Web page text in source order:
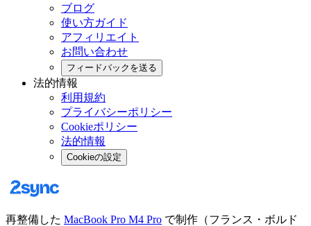
ブログ
使い方ガイド
アフィリエイト
お問い合わせ
フィードバックを送る
法的情報
利用規約
プライバシーポリシー
Cookieポリシー
法的情報
Cookieの設定
再整備した MacBook Pro M4 Pro で制作（フランス・ボルド